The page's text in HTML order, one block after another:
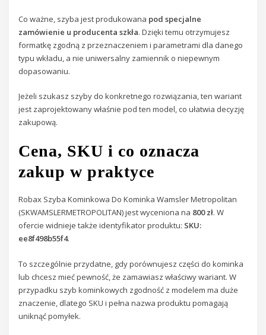
Co ważne, szyba jest produkowana pod specjalne
zamówienie u producenta szkła. Dzięki temu otrzymujesz
formatkę zgodną z przeznaczeniem i parametrami dla danego
typu wkładu, a nie uniwersalny zamiennik o niepewnym
dopasowaniu.
Jeżeli szukasz szyby do konkretnego rozwiązania, ten wariant
jest zaprojektowany właśnie pod ten model, co ułatwia decyzję
zakupową.
Cena, SKU i co oznacza
zakup w praktyce
Robax Szyba Kominkowa Do Kominka Wamsler Metropolitan
(SKWAMSLERMETROPOLITAN) jest wyceniona na 800 zł. W
ofercie widnieje także identyfikator produktu: SKU:
ee8f498b55f4.
To szczególnie przydatne, gdy porównujesz części do kominka
lub chcesz mieć pewność, że zamawiasz właściwy wariant. W
przypadku szyb kominkowych zgodność z modelem ma duże
znaczenie, dlatego SKU i pełna nazwa produktu pomagają
uniknąć pomyłek.